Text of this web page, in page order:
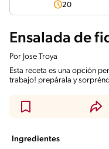
20
Ensalada de
Por Jose Troya
Esta receta es una opción
trabajo! prepárala y
Ingredientes